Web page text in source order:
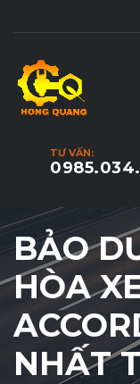
TƯ VẤN:
BẢO
HÒA
NHẤT